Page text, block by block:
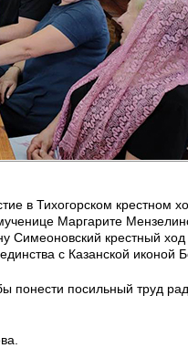
в Тихогорском крестном
Маргарите
Симеоновский крестный
с Казанской иконой
понести посильный труд